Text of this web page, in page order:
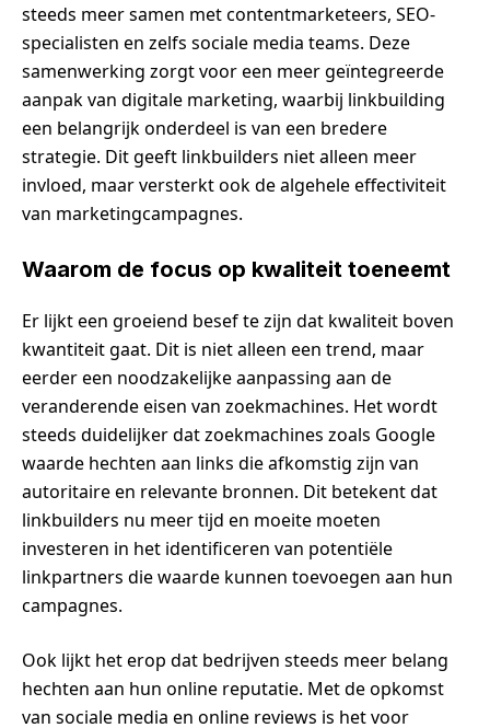
steeds meer samen met contentmarketeers, SEO-
specialisten en zelfs sociale media teams. Deze
samenwerking zorgt voor een meer geïntegreerde
aanpak van digitale marketing, waarbij linkbuilding
een belangrijk onderdeel is van een bredere
strategie. Dit geeft linkbuilders niet alleen meer
invloed, maar versterkt ook de algehele effectiviteit
van marketingcampagnes.
Waarom de focus op kwaliteit toeneemt
Er lijkt een groeiend besef te zijn dat kwaliteit boven
kwantiteit gaat. Dit is niet alleen een trend, maar
eerder een noodzakelijke aanpassing aan de
veranderende eisen van zoekmachines. Het wordt
steeds duidelijker dat zoekmachines zoals Google
waarde hechten aan links die afkomstig zijn van
autoritaire en relevante bronnen. Dit betekent dat
linkbuilders nu meer tijd en moeite moeten
investeren in het identificeren van potentiële
linkpartners die waarde kunnen toevoegen aan hun
campagnes.
Ook lijkt het erop dat bedrijven steeds meer belang
hechten aan hun online reputatie. Met de opkomst
van sociale media en online reviews is het voor